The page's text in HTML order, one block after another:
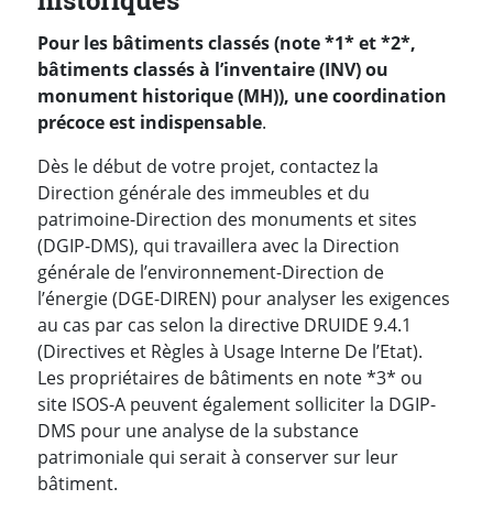
Pour les bâtiments classés (note *1* et *2*,
bâtiments classés à l’inventaire (INV) ou
monument historique (MH)), une coordination
précoce est indispensable.
Dès le début de votre projet, contactez la
Direction générale des immeubles et du
patrimoine-Direction des monuments et sites
(DGIP-DMS), qui travaillera avec la Direction
générale de l’environnement-Direction de
l’énergie (DGE-DIREN) pour analyser les exigences
au cas par cas selon la directive DRUIDE 9.4.1
(Directives et Règles à Usage Interne De l’Etat).
Les propriétaires de bâtiments en note *3* ou
site ISOS-A peuvent également solliciter la DGIP-
DMS pour une analyse de la substance
patrimoniale qui serait à conserver sur leur
bâtiment.